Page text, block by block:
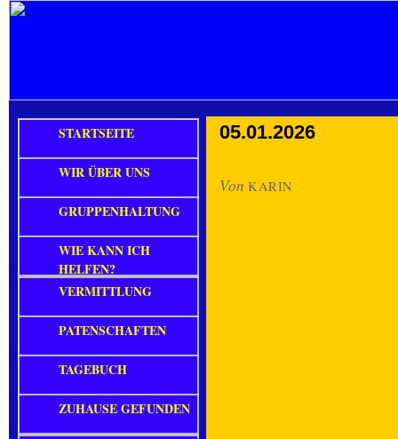
05.01.2026
Von KARIN
STARTSEITE
WIR ÜBER UNS
GRUPPENHALTUNG
WIE KANN ICH
HELFEN?
VERMITTLUNG
PATENSCHAFTEN
TAGEBUCH
ZUHAUSE GEFUNDEN